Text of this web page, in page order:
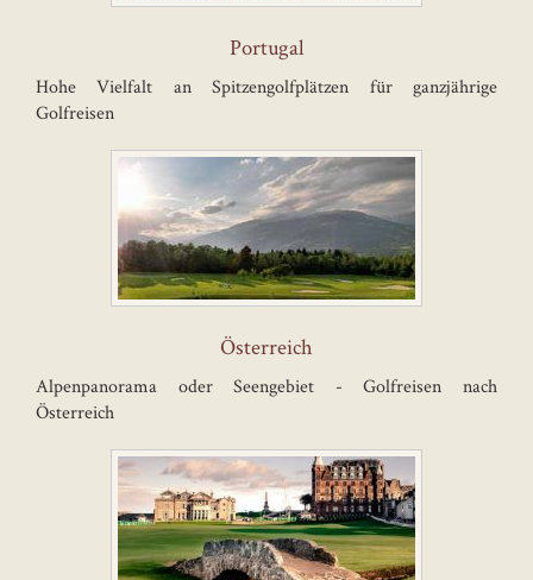
Portugal
Hohe Vielfalt an Spitzengolfplätzen für ganzjährige
Golfreisen
Österreich
Alpenpanorama oder Seengebiet - Golfreisen nach
Österreich